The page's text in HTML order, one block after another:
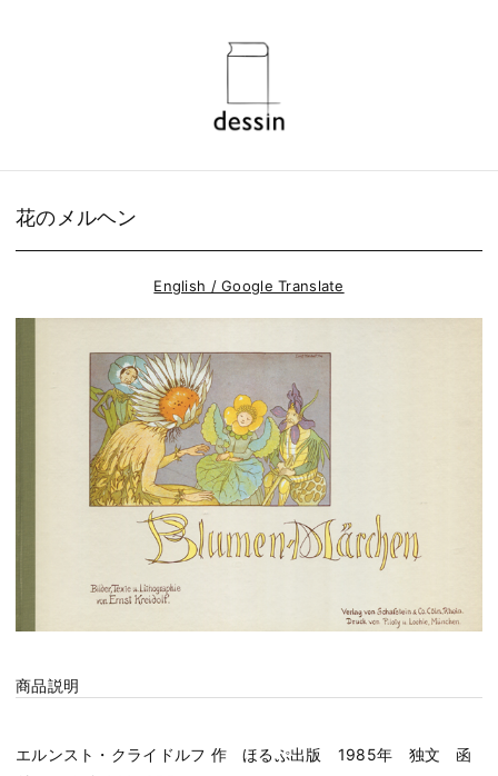
花のメルヘン
English / Google Translate
商品説明
エルンスト・クライドルフ 作 ほるぷ出版 1985年 独文 函